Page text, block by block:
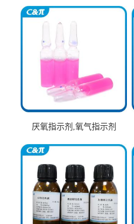
厌氧指示剂,氧气指示剂